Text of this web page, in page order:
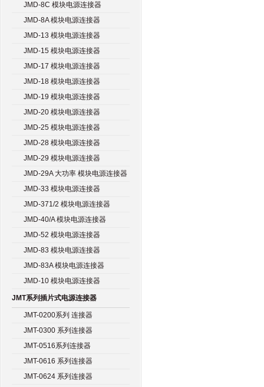
JMD-8C 模块电源连接器
JMD-8A 模块电源连接器
JMD-13 模块电源连接器
JMD-15 模块电源连接器
JMD-17 模块电源连接器
JMD-18 模块电源连接器
JMD-19 模块电源连接器
JMD-20 模块电源连接器
JMD-25 模块电源连接器
JMD-28 模块电源连接器
JMD-29 模块电源连接器
JMD-29A 大功率 模块电源连接器
JMD-33 模块电源连接器
JMD-371/2 模块电源连接器
JMD-40/A 模块电源连接器
JMD-52 模块电源连接器
JMD-83 模块电源连接器
JMD-83A 模块电源连接器
JMD-10 模块电源连接器
JMT系列插片式电源连接器
JMT-0200系列 连接器
JMT-0300 系列连接器
JMT-0516系列连接器
JMT-0616 系列连接器
JMT-0624 系列连接器